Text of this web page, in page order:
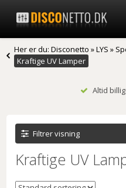
Her er du:Disconetto »LYS »
Kraftige UV Lamper
Altid
Filtrer visning
Kraftige UV